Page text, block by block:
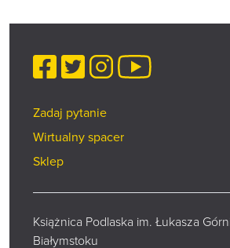
Facebook
TwitterInstagram
YouTube
Zadaj pytanie
Wirtualny spacer
Sklep
Książnica Podlaska im. Łukasza
Białymstoku